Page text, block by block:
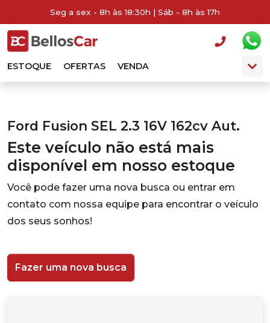
Seg a sex - 8h às 18:30h | Sáb - 8h às 17h
ESTOQUE OFERTAS VENDA
Ford Fusion SEL 2.3 16V 162cv Aut.
Este veículo não está mais
disponível em nosso estoque
Você pode fazer uma nova busca ou entrar em
contato com nossa equipe para encontrar o veículo
dos seus sonhos!
Fazer uma nova busca